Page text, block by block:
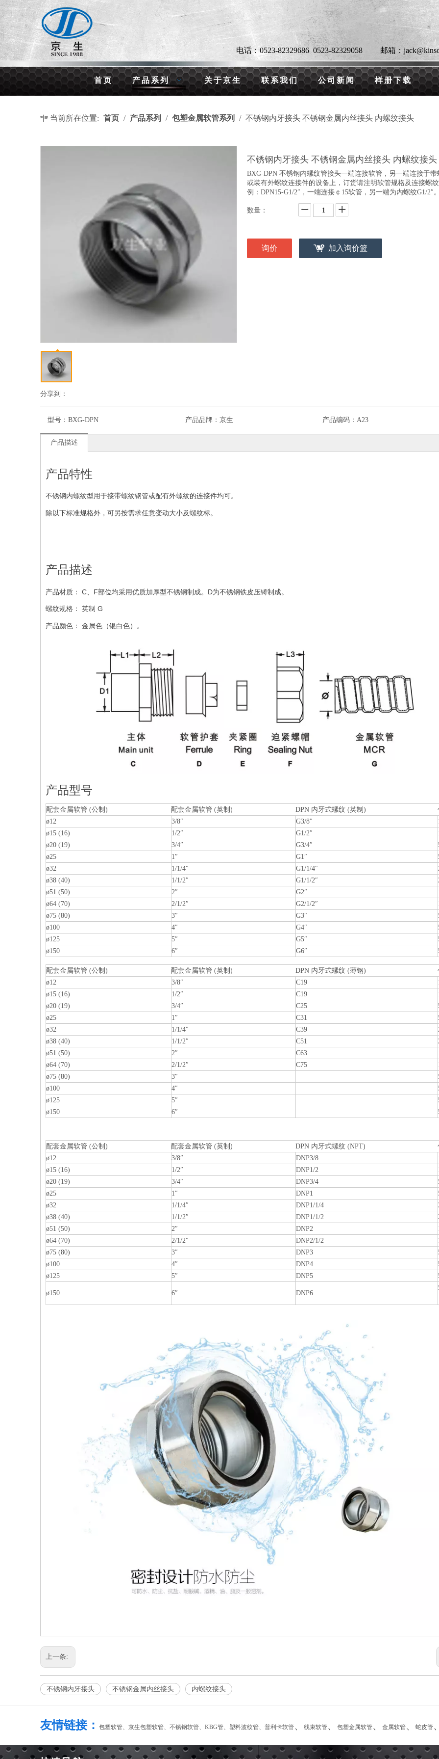
电话：0523-82329686 0523-82329058 邮箱：
首页 产品系列 关于京生 联系我们 公司新闻 样册下载
当前所在位置: 首页 / 产品系列 / 包塑金属软管系列 / 不锈钢内牙接头 不锈钢金属内丝接头 内螺纹接头
分享到：
不锈钢内牙接头 不锈钢金属内丝接头 内螺纹接头
BXG-DPN 不锈钢内螺纹管接头一端连接软管，另一端连接于带
或装有外螺纹连接件的设备上，订货请注明软管规格及连接螺纹
例：DPN15-G1/2″，一端连接￠15软管，另一端为内螺纹G1/2″。
数量：
询价 加入询价篮
型号： BXG-DPN 产品品牌： 京生 产品编码： A23
产品描述
产品特性
不锈钢内螺纹型用于接带螺纹钢管或配有外螺纹的连接件均可。
除以下标准规格外，可另按需求任意变动大小及螺纹标。
产品描述
产品材质： C、F部位均采用优质加厚型不锈钢制成。D为不锈钢铁皮压铸制成。
螺纹规格： 英制 G
产品颜色： 金属色（银白色）。
产品型号
配套金属软管 (公制) 配套金属软管 (英制) DPN 内牙式螺纹 (英制)
ø12
3/8″ G3/8″
ø15 (16)
1/2″ G1/2″
ø20 (19)
3/4″ G3/4″
ø25
1″ G1″
ø32
1/1/4″ G1/1/4″
ø38 (40)
1/1/2″ G1/1/2″
ø51 (50)
2″ G2″
ø64 (70)
2/1/2″ G2/1/2″
ø75 (80)
3″ G3″
ø100
4″ G4″
ø125
5″ G5″
ø150
6″ G6″
配套金属软管 (公制) 配套金属软管 (英制) DPN 内牙式螺纹 (薄钢)
ø12
3/8″ C19
ø15 (16)
1/2″ C19
ø20 (19)
3/4″ C25
ø25
1″ C31
ø32
1/1/4″ C39
ø38 (40)
1/1/2″ C51
ø51 (50)
2″ C63
ø64 (70)
2/1/2″ C75
ø75 (80)
3″
ø100
4″
ø125
5″
ø150
6″
配套金属软管 (公制) 配套金属软管 (英制) DPN 内牙式螺纹 (NPT)
ø12
3/8″ DNP3/8
ø15 (16)
1/2″ DNP1/2
ø20 (19)
3/4″ DNP3/4
ø25
1″ DNP1
ø32
1/1/4″ DNP1/1/4
ø38 (40)
1/1/2″ DNP1/1/2
ø51 (50)
2″ DNP2
ø64 (70)
2/1/2″ DNP2/1/2
ø75 (80)
3″ DNP3
ø100
4″ DNP4
ø125
5″ DNP5
ø150 6″ DNP6
上一条:
不锈钢内牙接头 不锈钢金属内丝接头 内螺纹接头
友情链接： 包塑软管、 京生包塑软管、 不锈钢软管、 KBG管、 塑料波纹管、 普利卡软管、 线束软管、 包塑金属软管、 金属软管、 蛇皮管、